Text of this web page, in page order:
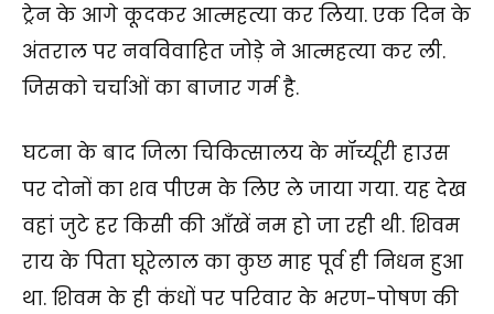
ट्रेन के आगे कूदकर आत्महत्या कर लिया. एक दिन के
अंतराल पर नवविवाहित जोड़े ने आत्महत्या कर ली.
जिसको चर्चाओं का बाजार गर्म है.
घटना के बाद जिला चिकित्सालय के मॉर्च्यूरी हाउस
पर दोनों का शव पीएम के लिए ले जाया गया. यह देख
वहां जुटे हर किसी की आँखें नम हो जा रही थी. शिवम
राय के पिता घूरेलाल का कुछ माह पूर्व ही निधन हुआ
था. शिवम के ही कंधों पर परिवार के भरण-पोषण की